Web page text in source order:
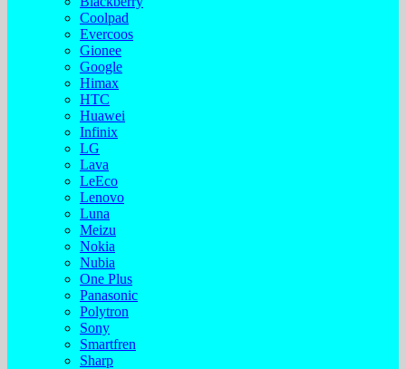
Coolpad
Evercoos
Gionee
Google
Himax
HTC
Huawei
Infinix
LG
Lava
LeEco
Lenovo
Luna
Meizu
Nokia
Nubia
One Plus
Panasonic
Polytron
Sony
Smartfren
Sharp